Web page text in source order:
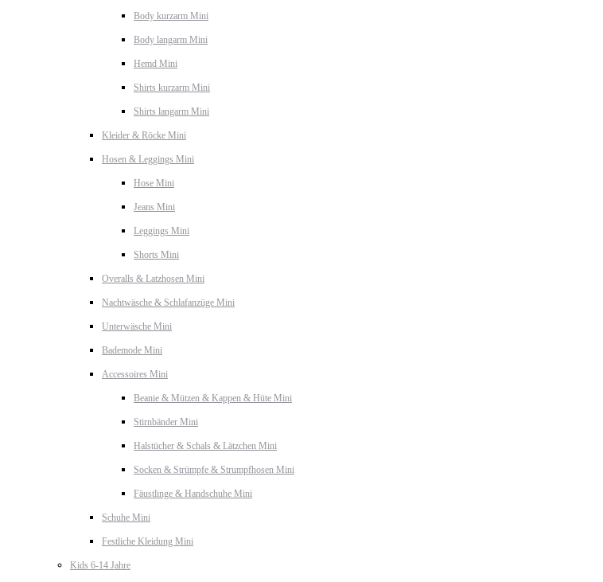
Body kurzarm Mini
Body langarm Mini
Hemd Mini
Shirts kurzarm Mini
Shirts langarm Mini
Kleider & Röcke Mini
Hosen & Leggings Mini
Hose Mini
Jeans Mini
Leggings Mini
Shorts Mini
Overalls & Latzhosen Mini
Nachtwäsche & Schlafanzüge Mini
Unterwäsche Mini
Bademode Mini
Accessoires Mini
Beanie & Mützen & Kappen & Hüte Mini
Stirnbänder Mini
Halstücher & Schals & Lätzchen Mini
Socken & Strümpfe & Strumpfhosen Mini
Fäustlinge & Handschuhe Mini
Schuhe Mini
Festliche Kleidung Mini
Kids 6-14 Jahre